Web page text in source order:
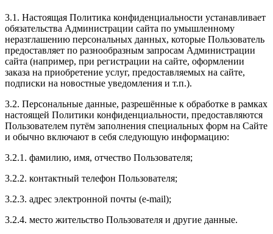
нажатии на педаль ускорение значительное. Очень
доволен, и работой и подходом к своей работе.
Спасибо ребятам. Всем рекомендую. Извините за
корявый отзыв. Как смог. Октавия а7 1.8 . стало
бомба.
Рейтинг отзыва: 5
Отличный сервис по тюнингу автомобилей.
доступные. Большой выбор услуг и высокое качество
выполнения работ. Спасибо, будем обращаться еще
раз!
3.1. Настоящая Политика конфиденциальности устанавливает
обязательства Администрации сайта по умышленному
неразглашению персональных данных, которые Пользователь
предоставляет по разнообразным запросам Администрации
сайта (например, при регистрации на сайте, оформлении
заказа на приобретение услуг, предоставляемых на сайте,
подписки на новостные уведомления и т.п.).
3.2. Персональные данные, разрешённые к обработке в рамках
настоящей Политики конфиденциальности, предоставляются
Пользователем путём заполнения специальных форм на Сайте
и обычно включают в себя следующую информацию:
3.2.1. фамилию, имя, отчество Пользователя;
3.2.2. контактный телефон Пользователя;
3.2.3. адрес электронной почты (e-mail);
3.2.4. место жительство Пользователя и другие данные.